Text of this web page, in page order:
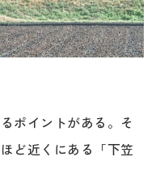
ポイントがある。そ
ど近くにある「下笠